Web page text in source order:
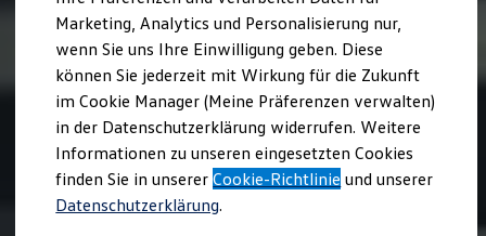
Kompaktwagen
Sportwagen
Schnell verfügbare Fahrzeuge
Angebote und Produkte
Aktuelle Angebote
E-Auto-Förderung
Volkswagen Marktplatz
Die ENERGY Sondermodelle
Junge Gebrauchtwagen und Gebrauchtwagen
Volkswagen Zertifizierte Gebrauchtwagen
Elektromobilität bei Gebrauchtwagen
Marketing, Analytics und Personalisierung nur,
wenn Sie uns Ihre Einwilligung geben. Diese
können Sie jederzeit mit Wirkung für die Zukunft
im Cookie Manager (Meine Präferenzen verwalten)
in der Datenschutzerklärung widerrufen. Weitere
Informationen zu unseren eingesetzten Cookies
finden Sie in unsererCookie-Richtlinie und unserer
Datenschutzerklärung.